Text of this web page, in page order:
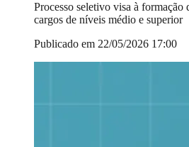
Processo seletivo visa à formação
cargos de níveis médio e superior
Publicado em 22/05/2026 17:00